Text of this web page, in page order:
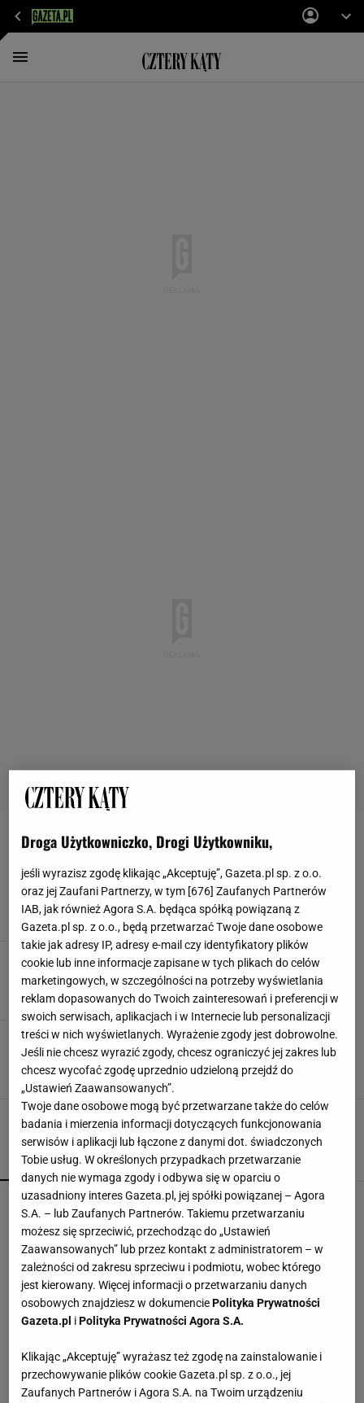
AZALIA
Numer 6/2003
AZALIA BALKON BALKONU BAMBUS
Numer 1/2003
AZALIA BOTANIKA BUKIETY CIĘCIE DRZEW
Numer 6/2003
AZALIA CZOSNEK OZDOBNY DOMEK NA DRZEWIE
DOMKI DLA DZIECI
POPULARNE NAJNOWSZE
Kompaktowa bieżnia do małego mieszkania.
Ten sprzęt mieści się pod łóżko
Vintage gramofony wracają do łask. Polacy na
nowo pokochali vinyle
nieprzyjemne konsekwencje. Też tak robisz?
MATERIAŁ PROMOCYJNY
Droga Użytkowniczko, Drogi Użytkowniku,
jeśli wyrazisz zgodę klikając „Akceptuję”, Gazeta.pl sp. z o.o.
oraz jej Zaufani Partnerzy, w tym [ 676 ] Zaufanych Partnerów
IAB, jak również Agora S.A. będąca spółką powiązaną z
Gazeta.pl sp. z o.o., będą przetwarzać Twoje dane osobowe
takie jak adresy IP, adresy e-mail czy identyfikatory plików
cookie lub inne informacje zapisane w tych plikach do celów
marketingowych, w szczególności na potrzeby wyświetlania
reklam dopasowanych do Twoich zainteresowań i preferencji w
swoich serwisach, aplikacjach i w Internecie lub personalizacji
treści w nich wyświetlanych. Wyrażenie zgody jest dobrowolne.
Jeśli nie chcesz wyrazić zgody, chcesz ograniczyć jej zakres lub
chcesz wycofać zgodę uprzednio udzieloną przejdź do
„Ustawień Zaawansowanych”.
Twoje dane osobowe mogą być przetwarzane także do celów
badania i mierzenia informacji dotyczących funkcjonowania
serwisów i aplikacji lub łączone z danymi dot. świadczonych
Tobie usług. W określonych przypadkach przetwarzanie
danych nie wymaga zgody i odbywa się w oparciu o
uzasadniony interes Gazeta.pl, jej spółki powiązanej – Agora
S.A. – lub Zaufanych Partnerów. Takiemu przetwarzaniu
możesz się sprzeciwić, przechodząc do „Ustawień
Zaawansowanych” lub przez kontakt z administratorem – w
zależności od zakresu sprzeciwu i podmiotu, wobec którego
jest kierowany. Więcej informacji o przetwarzaniu danych
osobowych znajdziesz w dokumencie Polityka Prywatności
Gazeta.pl i Polityka Prywatności Agora S.A.
Klikając „Akceptuję” wyrażasz też zgodę na zainstalowanie i
przechowywanie plików cookie Gazeta.pl sp. z o.o., jej
Zaufanych Partnerów i Agora S.A. na Twoim urządzeniu